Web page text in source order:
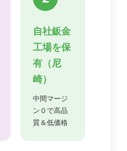
自社鈑金
工場を保
有（尼
崎）
中間マージ
ン０で高品
質＆低価格